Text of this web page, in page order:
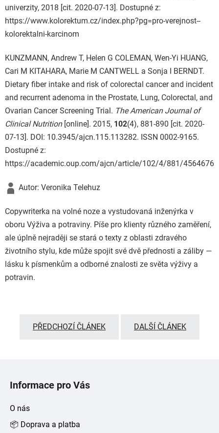
univerzity, 2018 [cit. 2020-07-13]. Dostupné z:
https://www.kolorektum.cz/index.php?pg=pro-verejnost--
kolorektalni-karcinom
KUNZMANN, Andrew T, Helen G COLEMAN, Wen-Yi HUANG,
Cari M KITAHARA, Marie M CANTWELL a Sonja I BERNDT.
Dietary fiber intake and risk of colorectal cancer and incident
and recurrent adenoma in the Prostate, Lung, Colorectal, and
Ovarian Cancer Screening Trial. The American Journal of
Clinical Nutrition[online]. 2015, 102(4), 881-890 [cit. 2020-
07-13]. DOI: 10.3945/ajcn.115.113282. ISSN 0002-9165.
Dostupné z:
https://academic.oup.com/ajcn/article/102/4/881/4564676
Autor: Veronika Telehuz
Copywriterka na volné noze a vystudovaná inženýrka v
oboru Výživa a potraviny. Píše pro klienty různého zaměření,
ale úplně nejraději se stará o texty z oblasti zdravého
životního stylu, kde může spojit své dvě přednosti a záliby —
lásku k písmenkům a odborné znalosti ze světa výživy a
potravin.
PŘEDCHOZÍ ČLÁNEK DALŠÍ ČLÁNEK
Informace pro Vás
O nás
📦 Doprava a platba